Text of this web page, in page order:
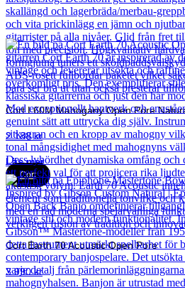
Cort L60M Mahogany Open Pore
2 188kr
Läs mer
Cort
Cort Earth 70 Acoustic Open Pore
3 990kr